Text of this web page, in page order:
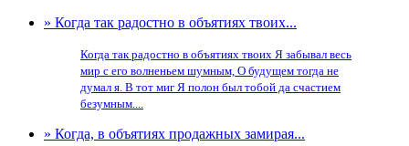
» Когда так радостно в объятиях твоих...
Когда так радостно в объятиях твоих Я забывал весь
мир с его волненьем шумным, О будущем тогда не
думал я. В тот миг Я полон был тобой да счастием
безумным....
» Когда, в объятиях продажных замирая...